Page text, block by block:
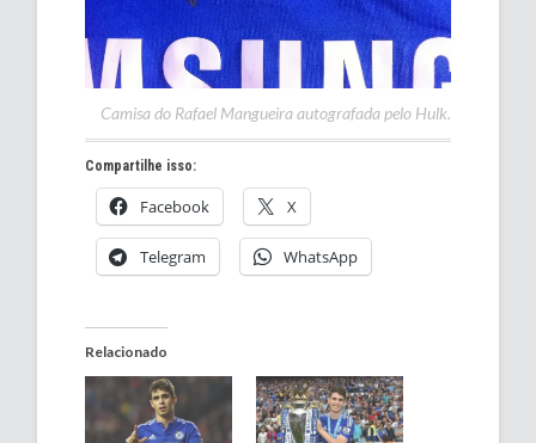
Camisa do Rafael Mangueira autografada pelo Hulk.
Compartilhe isso:
Facebook X
Telegram WhatsApp
Relacionado